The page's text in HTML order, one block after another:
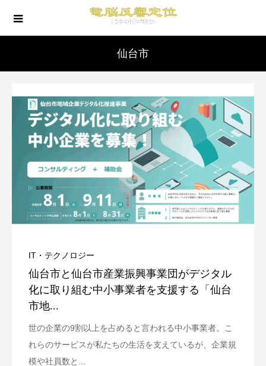
仙台市
IT・テクノロジー
仙台市と仙台市産業振興事業団がデジタル
化に取り組む中小事業者を支援する「仙台
市地...
世の企業の9割以上を占めると言われる中小事業者。こ
れらのサービスが私たちの生活を支えているが、企業規
模や社員数と...